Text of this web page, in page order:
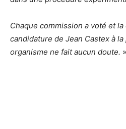
Chaque commission a voté et
candidature de Jean Castex à
organisme ne fait aucun doute. »